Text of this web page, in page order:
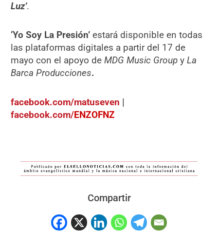
Luz’.
‘Yo Soy La Presión’ estará disponible en todas
las plataformas digitales a partir del 17 de
mayo con el apoyo deMDG Music Group yLa
Barca Producciones.
facebook.com/matuseven |
facebook.com/ENZOFNZ
Compartir